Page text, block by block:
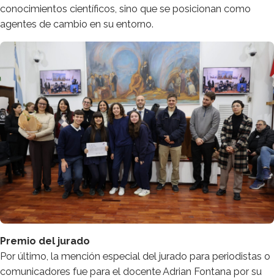
conocimientos científicos, sino que se posicionan como
agentes de cambio en su entorno.
Premio del jurado
Por último, la mención especial del jurado para periodistas o
comunicadores fue para el docente Adrian Fontana por su